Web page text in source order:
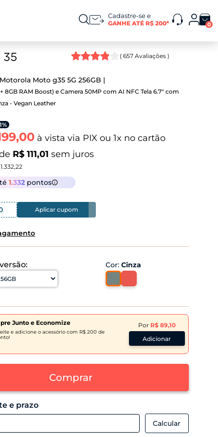
Cadastre-se e
GANHE ATÉ R$ 200* 0
( 657Avaliações )
Moto g35 5G 256GB
+ 8GB RAM Boost) e Camera 50MP com AI NFC Tela 6.7" com
- Vegan Leather
à vista via PIX ou 1x no cartão
R$ 111,01 sem juros
1.332 pontos
Aplicar cupom
Cor: Cinza
Junto e Economize
e adicione o acessório com R$ 200 de
Por R$ 89,10
Adicionar
Comprar